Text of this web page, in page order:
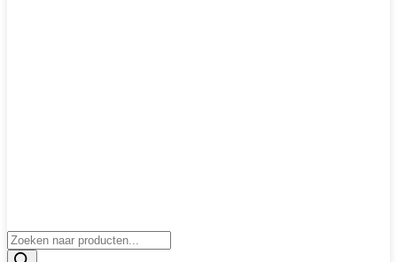
Producten
zoeken